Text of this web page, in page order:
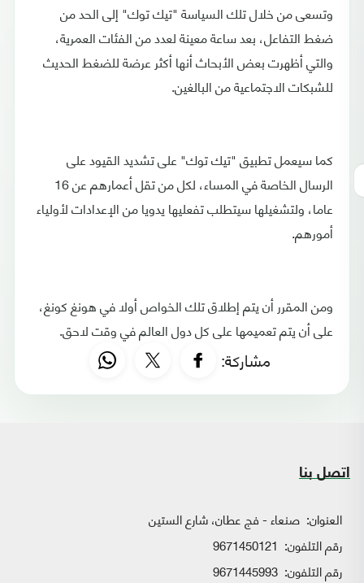
وتسعى من خلال تلك السياسة "تيك توك" إلى الحد من
ضغط التفاعل، بعد ساعة معينة لعدد من الفئات العمرية،
والتي أظهرت بعض الأبحاث أنها أكثر عرضة للضغط الحديث
للشبكات الاجتماعية من البالغين.
كما سيعمل تطبيق "تيك توك" على تشديد القيود على
الرسال الخاصة في المساء، لكل من تقل أعمارهم عن 16
عاما، ولتشغيلها سيتطلب تفعليها يدويا من الإعدادات لأولياء
أمورهم.
ومن المقرر أن يتم إطلاق تلك الخواص أولا في هونغ كونغ،
على أن يتم تعميمها على كل دول العالم في وقت لاحق.
مشاركة:
اتصل بنا
العنوان: صنعاء - فج عطان، شارع الستين
رقم التلفون: 9671450121
رقم التلفون: 9671445993